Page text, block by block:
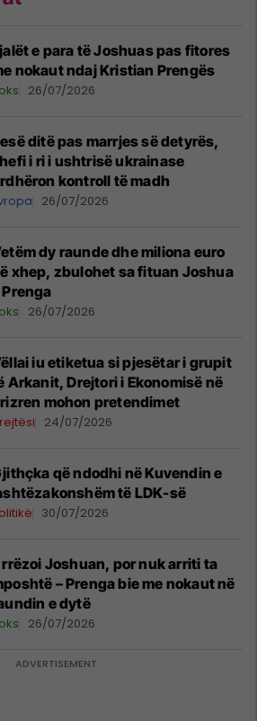
e para të Joshuas pas fitores
nokaut ndaj Kristian Prengës
26/07/2026
ditë pas marrjes së detyrës,
i ri i ushtrisë ukrainase
kontroll të madh
26/07/2026
dy raunde dhe miliona euro
xhep, zbulohet sa fituan Joshua
Prenga
26/07/2026
iu etiketua si pjesëtar i grupit
Arkanit, Drejtori i Ekonomisë në
mohon pretendimet
24/07/2026
që ndodhi në Kuvendin e
të LDK-së
30/07/2026
rrëzoi Joshuan, por nuk arriti ta
– Prenga bie me nokaut në
e dytë
26/07/2026